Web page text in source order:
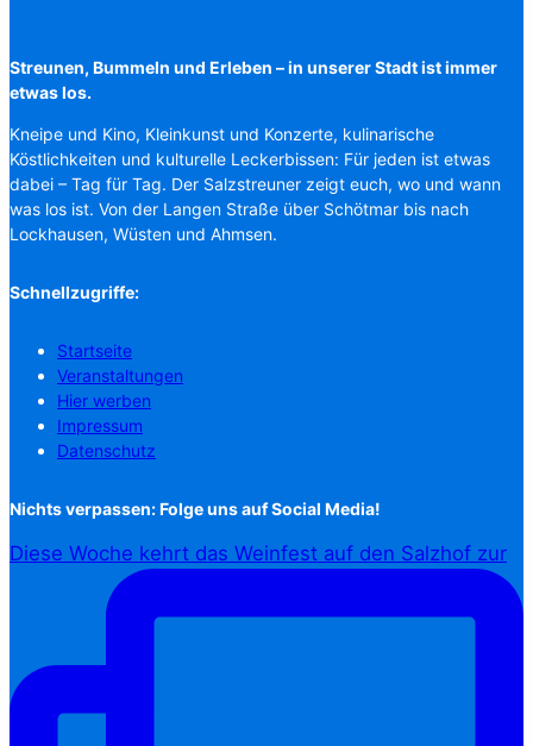
Streunen, Bummeln und Erleben – in unserer Stadt ist immer
etwas los.
Kneipe und Kino, Kleinkunst und Konzerte, kulinarische
Köstlichkeiten und kulturelle Leckerbissen: Für jeden ist etwas
dabei – Tag für Tag. Der Salzstreuner zeigt euch, wo und wann
was los ist. Von der Langen Straße über Schötmar bis nach
Lockhausen, Wüsten und Ahmsen.
Schnellzugriffe:
Startseite
Veranstaltungen
Hier werben
Impressum
Datenschutz
Nichts verpassen: Folge uns auf Social Media!
Diese Woche kehrt das Weinfest auf den Salzhof zur